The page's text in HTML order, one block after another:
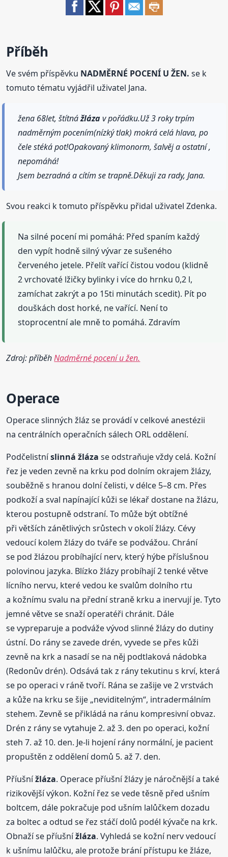
Příběh
Ve svém příspěvku NADMĚRNÉ POCENÍ U ŽEN. se k
tomuto tématu vyjádřil uživatel Jana.
žena 68let, štítnážlázav pořádku.Už 3 roky trpím
nadměrným pocením(nízký tlak) mokrá celá hlava, po
čele stéká pot!Opakovaný klimonorm, šalvěj a ostatní ,
nepomáhá!
Jsem bezradná a cítím se trapně.Děkuji za rady, Jana.
Svou reakci k tomuto příspěvku přidal uživatel Zdenka.
Na silné pocení mi pomáhá: Před spaním každý
den vypít hodně silný vývar ze sušeného
červeného jetele. Přelít vařící čistou vodou (klidně
2 vrchovaté lžičky bylinky i více do hrnku 0,2 l,
zamíchat zakrýt a po 15ti minutách scedit). Pít po
douškách dost horké, ne vařící. Není to
stoprocentní ale mně to pomáhá. Zdravím
Zdroj: příběhNadměrné pocení u žen.
Operace
Operace slinných žláz se provádí v celkové anestézii
na centrálních operačních sálech ORL oddělení.
Podčelistníslinná žláza se odstraňuje vždy celá. Kožní
řez je veden zevně na krku pod dolním okrajem žlázy,
souběžně s hranou dolní čelisti, v délce 5–8 cm. Přes
podkoží a sval napínající kůži se lékař dostane na žlázu,
kterou postupně odstraní. To může být obtížné
při větších zánětlivých srůstech v okolí žlázy. Cévy
vedoucí kolem žlázy do tváře se podvážou. Chrání
se pod žlázou probíhající nerv, který hýbe příslušnou
polovinou jazyka. Blízko žlázy probíhají 2 tenké větve
lícního nervu, které vedou ke svalům dolního rtu
a kožnímu svalu na přední straně krku a inervují je. Tyto
jemné větve se snaží operatéři chránit. Dále
se vypreparuje a podváže vývod slinné žlázy do dutiny
ústní. Do rány se zavede drén, vyvede se přes kůži
zevně na krk a nasadí se na něj podtlaková nádobka
(Redonův drén). Odsává tak z rány tekutinu s krví, která
se po operaci v ráně tvoří. Rána se zašije ve 2 vrstvách
a kůže na krku se šije „neviditelným“, intradermálním
stehem. Zevně se přikládá na ránu kompresivní obvaz.
Drén z rány se vytahuje 2. až 3. den po operaci, kožní
steh 7. až 10. den. Je-li hojení rány normální, je pacient
propuštěn z oddělení domů 5. až 7. den.
Příušnížláza. Operace příušní žlázy je náročnější a také
rizikovější výkon. Kožní řez se vede těsně před ušním
boltcem, dále pokračuje pod ušním lalůčkem dozadu
za boltec a odtud se řez stáčí dolů podél kývače na krk.
Obnaží se příušnížláza. Vyhledá se kožní nerv vedoucí
k ušnímu lalůčku, ale protože brání přístupu ke žláze,